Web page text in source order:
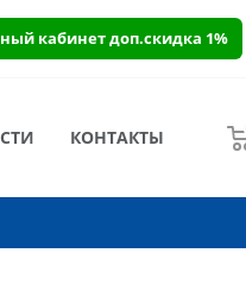
кабинет доп.скидка 1%
КОНТАКТЫ